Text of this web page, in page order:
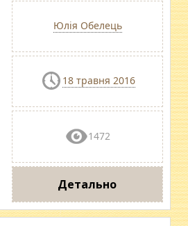
Юлія Обелець
18 травня 2016
1472
Детально